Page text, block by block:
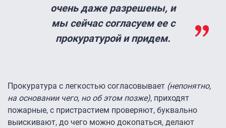
очень даже разрешены, и
мы сейчас согласуем ее с
прокуратурой и придем.
Прокуратура с легкостью согласовывает (непонятно,
на основании чего, но об этом позже), приходят
пожарные, с пристрастием проверяют, буквально
выискивают, до чего можно докопаться, делают